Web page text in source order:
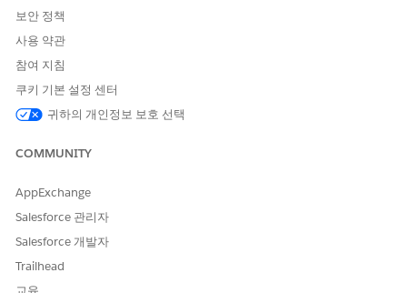
하십시오.
Agentforce 에이전트는 투명성과 윤리적 사용을 전반적으로 통
합하여 일정 작업을 무결하게 처리하도록 설계되었습니다. 다음
원칙을 준수하기 위해 자율 예약에 가드 레일을 구축했습니다.
담당자에게 대화를 에스컬레이션하는 시나리오를 검토합니다.
을 시작하는 데 다소 시간이 걸릴 수 있습니다. 에스컬레이션 시
나리오를 수정할 수 있습니다.
새 Agentforce 빌더에서 Field Service에 대한 고객이 시작한
예약 이해
고객이 언제든지 직접 약속을 예약, 다시 예약, 취소 또는 문의
보안 정책
사용 약관
참여 지침
쿠키 기본 설정 센터
귀하의 개인정보 보호 선택
COMMUNITY
AppExchange
Salesforce 관리자
Salesforce 개발자
Trailhead